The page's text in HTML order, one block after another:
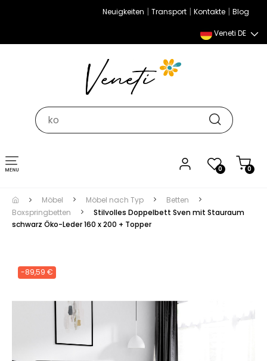
Neuigkeiten | Transport | Kontakte | Blog
Veneti DE
0 0
Umschalten
der
Navigation
Möbel Möbel nach Typ
Betten
Boxspringbetten
Stilvolles Doppelbett Sven mit Stauraum
schwarz Öko-Leder 160 x 200 + Topper
-89,59 €